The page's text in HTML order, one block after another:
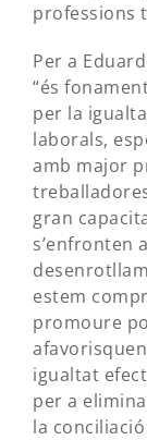
professions
Per a
“és
per la
laborals,
amb major
gran
s’enfronten
estem
promoure
igualtat
per a
la